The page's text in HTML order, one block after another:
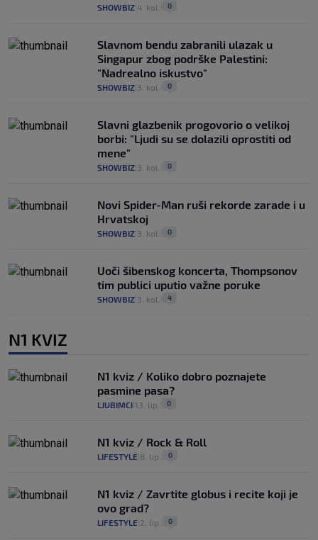
SHOWBIZ 4. kol. 0
Slavnom bendu zabranili ulazak u
Singapur zbog podrške Palestini:
"Nadrealno iskustvo"
SHOWBIZ 3. kol. 0
Slavni glazbenik progovorio o velikoj
borbi: "Ljudi su se dolazili oprostiti od
mene"
SHOWBIZ 3. kol. 0
Novi Spider-Man ruši rekorde zarade i u
Hrvatskoj
SHOWBIZ 3. kol. 0
Uoči šibenskog koncerta, Thompsonov
tim publici uputio važne poruke
SHOWBIZ 3. kol. 4
N1 KVIZ
N1 kviz / Koliko dobro poznajete
pasmine pasa?
LJUBIMCI 13. lip. 0
N1 kviz / Rock & Roll
LIFESTYLE 8. lip. 0
N1 kviz / Zavrtite globus i recite koji je
ovo grad?
LIFESTYLE 2. lip. 0